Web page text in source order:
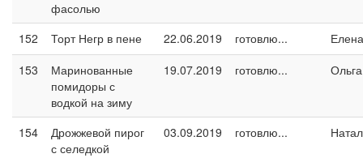
фасолью
152
Торт Негр в пене 22.06.2019 готовлю...
153
Маринованные
помидоры с
водкой на зиму
19.07.2019 готовлю... Ольга
154
Дрожжевой пирог
с селедкой
03.09.2019 готовлю...